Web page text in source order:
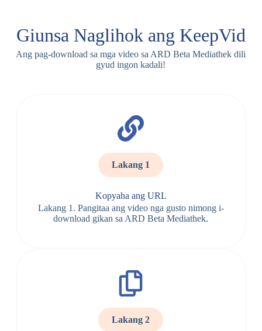
Giunsa Naglihok ang KeepVid
Ang pag-download sa mga video sa ARD Beta Mediathek dili
gyud ingon kadali!
Lakang 1
Kopyaha ang URL
Lakang 1. Pangitaa ang video nga gusto nimong i-
download gikan sa ARD Beta Mediathek.
Lakang 2